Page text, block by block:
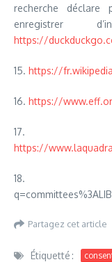
recherche
enregistrer
https://
15. https://
16. https://
17.
https://
18. https://
Partagez cet article
Étiquetté :